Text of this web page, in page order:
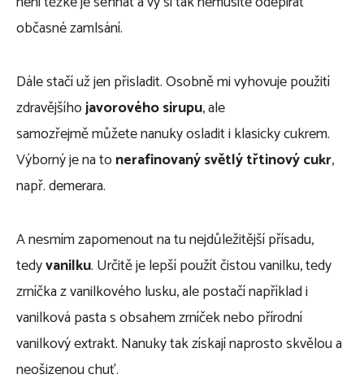
občasné zamlsání.
Dále stačí už jen přisladit. Osobně mi vyhovuje použití
zdravějšíhojavorového sirupu, ale
samozřejmě můžete nanuky osladit i klasicky cukrem.
Výborný je na to nerafinovaný světlý třtinový cukr,
např. demerara.
A nesmím zapomenout na tu nejdůležitější přísadu,
tedyvanilku. Určitě je lepší použít čistou vanilku, tedy
zrníčka z vanilkového lusku, ale postačí například i
vanilková pasta s obsahem zrníček nebo přírodní
vanilkový extrakt. Nanuky tak získají naprosto skvělou a
neošizenou chuť.